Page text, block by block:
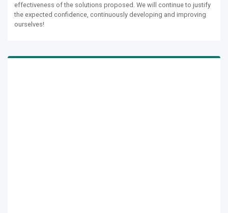
effectiveness of the solutions proposed. We will continue to justify
the expected confidence, continuously developing and improving
ourselves!